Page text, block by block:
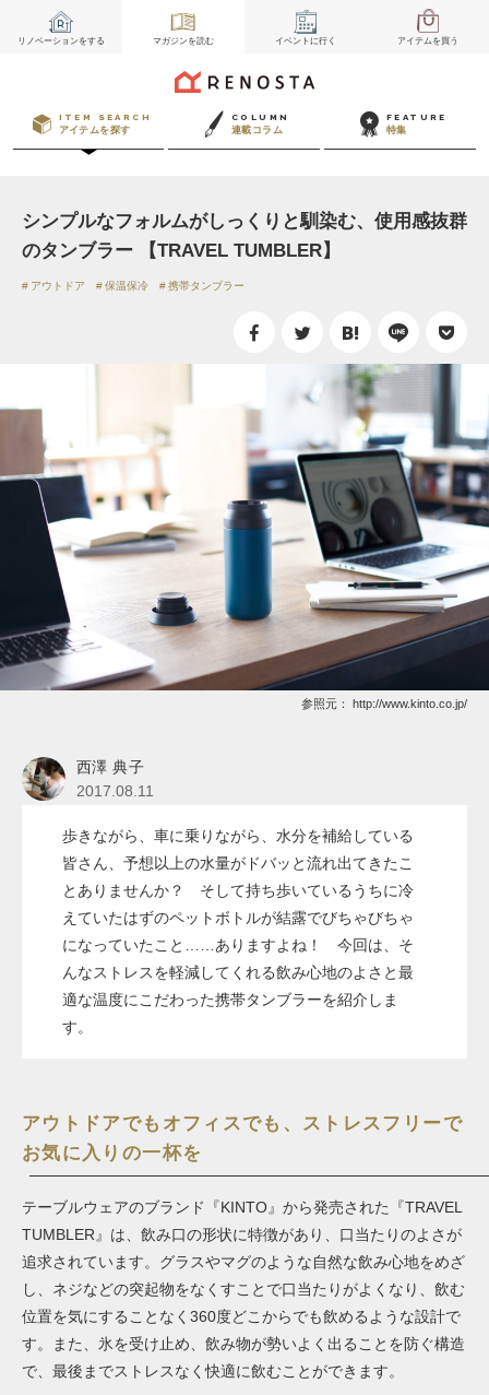
リノベーションをする マガジンを読む イベント に行く アイテムを買う
ITEM SEARCH
アイテムを探す
COLUMN
連載コラム
FEATURE
特集
シンプルなフォルムがしっくりと馴染む、使用感抜群
のタンブラー 【TRAVEL TUMBLER】
アウトドア 保温保冷 携帯タンブラー
参照元： http://www.kinto.co.jp/
西澤 典子
2017.08.11
歩きながら、車に乗りながら、水分を補給している
皆さん、予想以上の水量がドバッと流れ出てきたこ
とありませんか？ そして持ち歩いているうちに冷
えていたはずのペットボトルが結露でびちゃびちゃ
になっていたこと……ありますよね！ 今回は、そ
んなストレスを軽減してくれる飲み心地のよさと最
適な温度にこだわった携帯タンブラーを紹介しま
す。
アウトドアでもオフィスでも、ストレスフリーで
お気に入りの一杯を
テーブルウェアのブランド『KINTO』から発売された『TRAVEL
TUMBLER』は、飲み口の形状に特徴があり、口当たりのよさが
追求されています。グラスやマグのような自然な飲み心地をめざ
し、ネジなどの突起物をなくすことで口当たりがよくなり、飲む
位置を気にすることなく360度どこからでも飲めるような設計で
す。また、氷を受け止め、飲み物が勢いよく出ることを防ぐ構造
で、最後までストレスなく快適に飲むことができます。